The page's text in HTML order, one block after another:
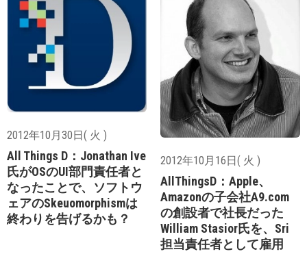
2012年10月30日( 火 )
All Things D：Jonathan Ive
氏がOSのUI部門責任者と
なったことで、ソフトウ
ェアのSkeuomorphismは
終わりを告げるかも？
2012年10月16日( 火 )
AllThingsD：Apple、
Amazonの子会社A9.com
の創設者で社長だった
William Stasior氏を、Sri
担当責任者として雇用